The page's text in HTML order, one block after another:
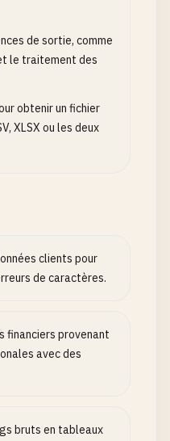
de sortie, comme
le traitement des
obtenir un fichier
XLSX ou les deux
clients pour
de caractères.
financiers provenant
avec des
bruts en tableaux